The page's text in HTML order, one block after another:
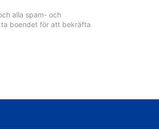
alla spam- och
boendet för att bekräfta